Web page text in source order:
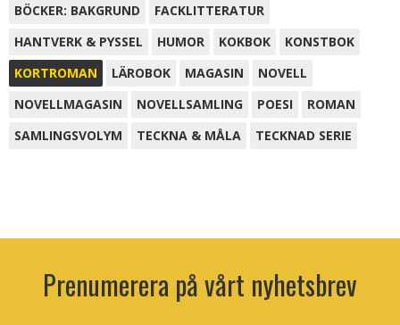
BÖCKER: BAKGRUND
FACKLITTERATUR
HANTVERK & PYSSEL
HUMOR KOKBOK
KONSTBOK
KORTROMAN
LÄROBOK MAGASIN
NOVELL
NOVELLMAGASIN
NOVELLSAMLING POESI
ROMAN
SAMLINGSVOLYM
TECKNA & MÅLA TECKNAD SERIE
Prenumerera på vårt nyhetsbrev